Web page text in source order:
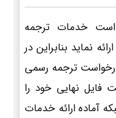
است خدمات ترجمه
24 ساعته ارائه نماید بنابراین در
ترجمه رسمی
فایل نهایی خود را
آماده ارائه خدمات